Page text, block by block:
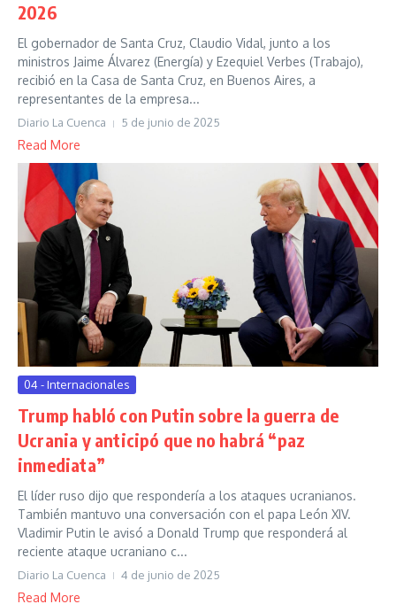
2026
El gobernador de Santa Cruz, Claudio Vidal, junto a los
ministros Jaime Álvarez (Energía) y Ezequiel Verbes (Trabajo),
recibió en la Casa de Santa Cruz, en Buenos Aires, a
representantes de la empresa...
Diario La Cuenca 5 de junio de 2025
Read More
04 - Internacionales
Trump habló con Putin sobre la guerra de
Ucrania y anticipó que no habrá “paz
inmediata”
El líder ruso dijo que respondería a los ataques ucranianos.
También mantuvo una conversación con el papa León XIV.
Vladimir Putin le avisó a Donald Trump que responderá al
reciente ataque ucraniano c...
Diario La Cuenca 4 de junio de 2025
Read More